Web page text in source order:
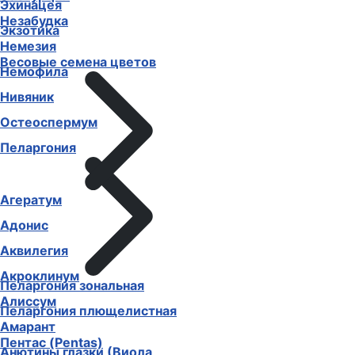
Незабудка
Немезия
Немофила
Нивяник
Остеоспермум
Пеларгония
Пеларгония зональная
Пеларгония плющелистная
Пентас (Pentas)
Эхинацея
Экзотика
Весовые семена цветов
Агератум
Адонис
Аквилегия
Акроклинум
Алиссум
Амарант
Анютины глазки (Виола